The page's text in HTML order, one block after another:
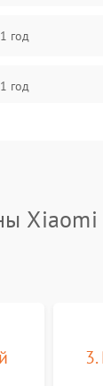
1 год
1 год
Xiaomi